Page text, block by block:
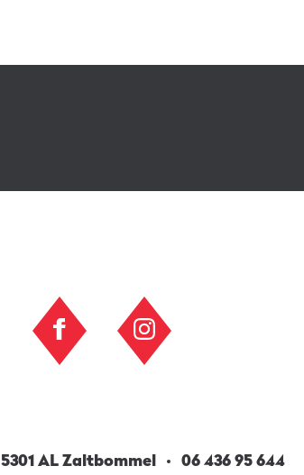
5301 AL Zaltbommel 06 436 95 644